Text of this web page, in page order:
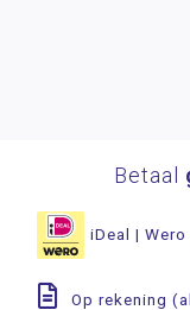
Betaal
iDeal | Wero
Op rekening